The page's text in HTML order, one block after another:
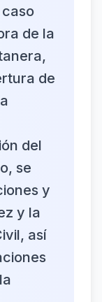
de la
de
del
se
y
y la
así